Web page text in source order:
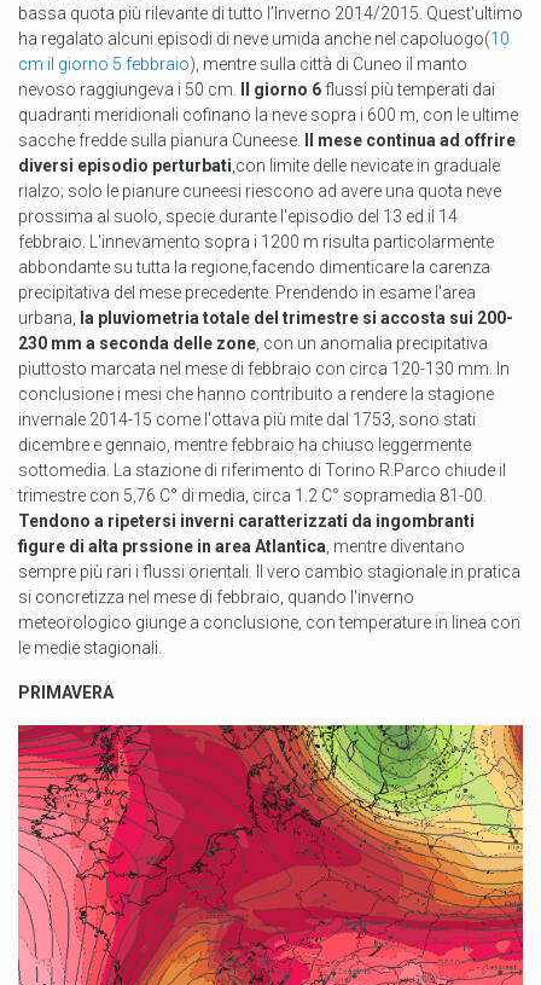
bassa quota più rilevante di tutto l’Inverno 2014/2015. Quest'ultimo
ha regalato alcuni episodi di neve umida anche nel capoluogo(10
cm il giorno 5 febbraio), mentre sulla città di Cuneo il manto
nevoso raggiungeva i 50 cm. Il giorno 6 flussi più temperati dai
quadranti meridionali cofinano la neve sopra i 600 m, con le ultime
sacche fredde sulla pianura Cuneese. Il mese continua ad offrire
diversi episodio perturbati ,con limite delle nevicate in graduale
rialzo; solo le pianure cuneesi riescono ad avere una quota neve
prossima al suolo, specie durante l'episodio del 13 ed il 14
febbraio. L'innevamento sopra i 1200 m risulta particolarmente
abbondante su tutta la regione,facendo dimenticare la carenza
precipitativa del mese precedente. Prendendo in esame l'area
urbana, la pluviometria totale del trimestre si accosta sui 200-
230 mm a seconda delle zone , con un anomalia precipitativa
piuttosto marcata nel mese di febbraio con circa 120-130 mm. In
conclusione i mesi che hanno contribuito a rendere la stagione
invernale 2014-15 come l'ottava più mite dal 1753, sono stati
dicembre e gennaio, mentre febbraio ha chiuso leggermente
sottomedia. La stazione di riferimento di Torino R.Parco chiude il
trimestre con 5,76 C° di media, circa 1.2 C° sopramedia 81-00.
Tendono a ripetersi inverni caratterizzati da ingombranti
figure di alta prssione in area Atlantica , mentre diventano
sempre più rari i flussi orientali. Il vero cambio stagionale in pratica
si concretizza nel mese di febbraio, quando l'inverno
meteorologico giunge a conclusione, con temperature in linea con
le medie stagionali.
PRIMAVERA